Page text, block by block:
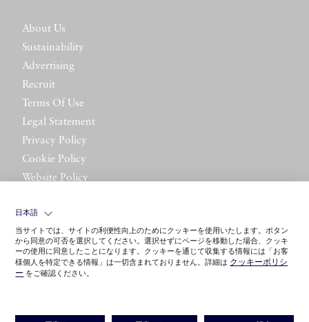
About Us
Sustainability
Advertising
Recruit
Terms Of Use
Legal Statement
Privacy Policy
Cookie Policy
Website Policy
日本語
当サイトでは、サイトの利便性向上のためにクッキーを使用いたします。ボタン
から同意の可否を選択してください。選択せずにページを移動した場合、クッキ
ーの使用に同意したことになります。クッキーを通じて収集する情報には「お客
様個人を特定できる情報」は一切含まれておりません。詳細は クッキーポリシ
ー をご確認ください。